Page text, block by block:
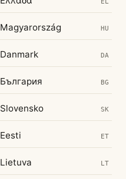
EL
Magyarország HU
Danmark DA
България BG
Slovensko SK
Eesti ET
Lietuva LT